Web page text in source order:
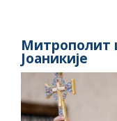
Митрополит
Јоаникије